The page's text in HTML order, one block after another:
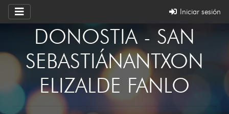
Iniciar sesión
DONOSTIA - SAN
SEBASTIÁNANTXON
ELIZALDE FANLO